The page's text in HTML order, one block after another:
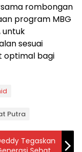
rombongan
program MBG
untuk
sesuai
optimal bagi
Putra
Tegaskan